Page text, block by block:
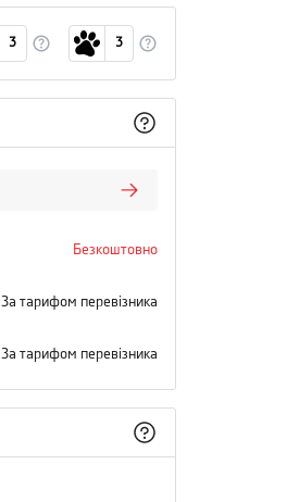
3 3
Безкоштовно
За тарифом перевізника
За тарифом перевізника